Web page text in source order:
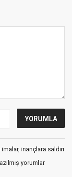
inançlara saldırı
yorumlar